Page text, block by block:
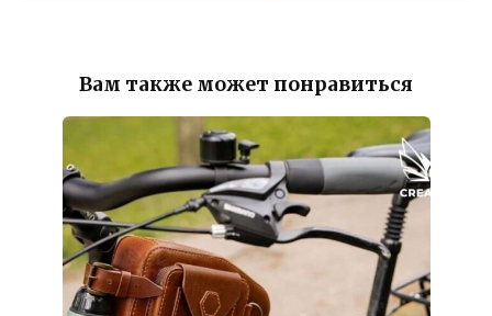
Вам также может понравиться